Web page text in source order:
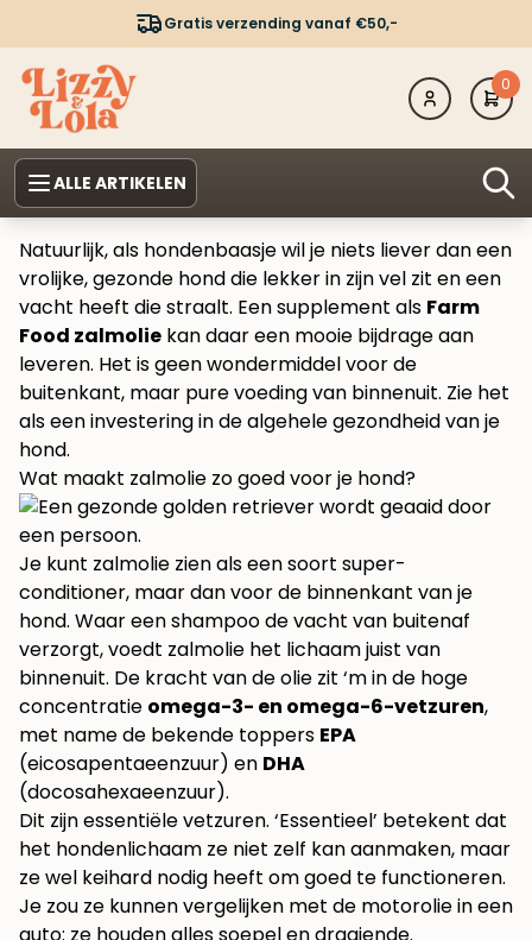
Gratis verzending vanaf €50,-
0
ALLE ARTIKELEN
Natuurlijk, als hondenbaasje wil je niets liever dan een
vrolijke, gezonde hond die lekker in zijn vel zit en een
vacht heeft die straalt. Een supplement als Farm
Food zalmolie kan daar een mooie bijdrage aan
leveren. Het is geen wondermiddel voor de
buitenkant, maar pure voeding van binnenuit. Zie het
als een investering in de algehele gezondheid van je
hond.
Wat maakt zalmolie zo goed voor je hond?
Je kunt zalmolie zien als een soort super-
conditioner, maar dan voor de binnenkant van je
hond. Waar een shampoo de vacht van buitenaf
verzorgt, voedt zalmolie het lichaam juist van
binnenuit. De kracht van de olie zit ‘m in de hoge
concentratie omega-3- en omega-6-vetzuren,
met name de bekende toppers EPA
(eicosapentaeenzuur) en DHA
(docosahexaeenzuur).
Dit zijn essentiële vetzuren. ‘Essentieel’ betekent dat
het hondenlichaam ze niet zelf kan aanmaken, maar
ze wel keihard nodig heeft om goed te functioneren.
Je zou ze kunnen vergelijken met de motorolie in een